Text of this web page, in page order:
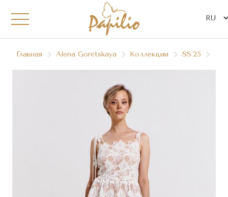
Главная Alena Goretskaya Коллекции SS`25